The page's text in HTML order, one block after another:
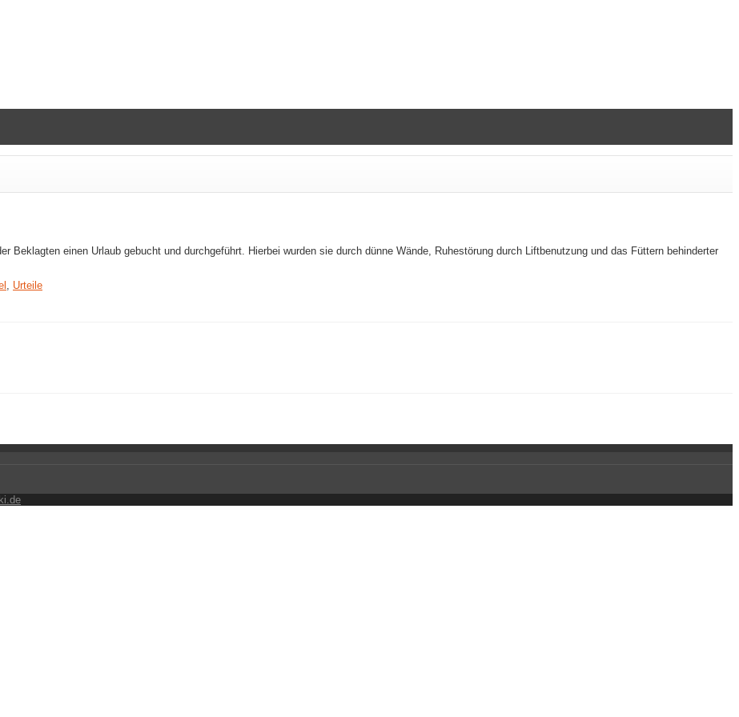
Beklagten einen Urlaub gebucht und durchgeführt. Hierbei wurden sie durch dünne Wände, Ruhestörung durch Liftbenutzung und das Füttern behinderter
, Urteile